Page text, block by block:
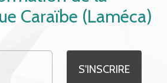
Caraïbe (Laméca)